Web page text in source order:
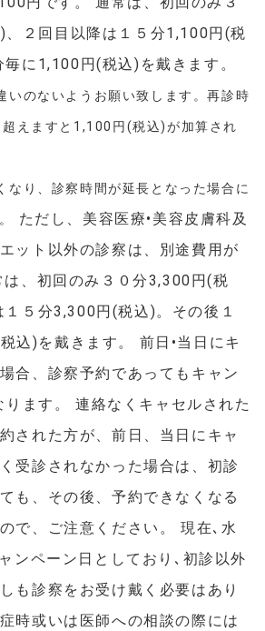
、２回目以降は１５分1,100円(税
に1,100円(税込)を戴きます。
いのないようお願い致します。再診時
えますと 1,100円(税込)が加算され
なり、診察時間が延長となった場合に
ただし、美容医療•美容皮膚科及
ット以外の診察は、別途費用が
、初回のみ３０分3,300円(税
５分3,300円(税込)。その後１
込)を戴きます。 前日•当日にキ
合、診察予約であってもキャン
ます。 連絡なくキャセルされた
された方が、前日、当日にキャ
受診されなかった場合は、初診
も、その後、予約できなくなる
で、ご注意ください。 現在､水
ンペーン日としており､初診以外
も診察をお受け戴く必要はあり
時或いは医師への相談の際には